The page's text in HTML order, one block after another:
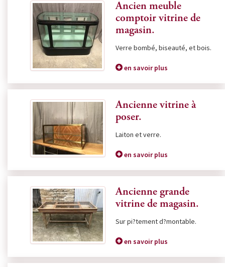
Ancien meuble
comptoir vitrine de
magasin.
Verre bombé, biseauté, et bois.
en savoir plus
Ancienne vitrine à
poser.
Laiton et verre.
en savoir plus
Ancienne grande
vitrine de magasin.
Sur pi?tement d?montable.
en savoir plus